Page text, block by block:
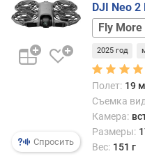
п
о
п
о
н
Спросить
DJI Neo 2
Motion
Fly
More
Combo
2025 год
Полет: 19
Съемка
Камера:
Размеры:
Вес: 151 г